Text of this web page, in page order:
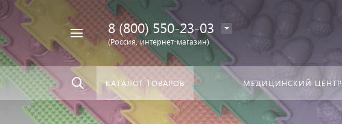
вездеНайти
8 (800) 550-23-03
(Россия, интернет-магазин)
КАТАЛОГ ТОВАРОВ МЕДИЦИНСКИЙ ЦЕНТР